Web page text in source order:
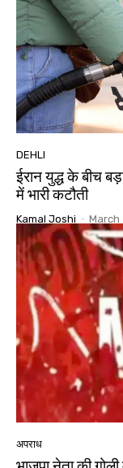
DEHLI
ईरान युद्ध के बीच
में भारी कटौती
Kamal Joshi - March
अपराध